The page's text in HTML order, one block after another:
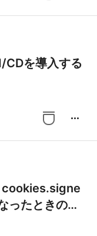
CDを導入する
more_horiz
cookies.signe
ったときの対